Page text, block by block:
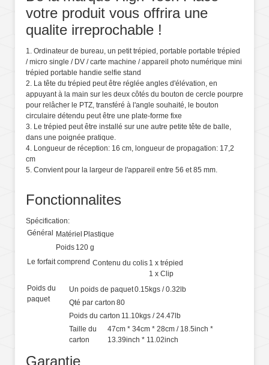
votre produit vous offrira une
qualite irreprochable !
1. Ordinateur de bureau, un petit trépied, portable portable trépied
/ micro single / DV / carte machine / appareil photo numérique mini
trépied portable handie selfie stand
2. La tête du trépied peut être réglée angles d'élévation, en
appuyant à la main sur les deux côtés du bouton de cercle pourpre
pour relâcher le PTZ, transféré à l'angle souhaité, le bouton
circulaire détendu peut être une plate-forme fixe
3. Le trépied peut être installé sur une autre petite tête de balle,
dans une poignée pratique.
4. Longueur de réception: 16 cm, longueur de propagation: 17,2
cm
5. Convient pour la largeur de l'appareil entre 56 et 85 mm.
Fonctionnalites
Spécification:
Général
Matériel Plastique
Poids 120 g
Le forfait comprend Contenu du colis 1 x trépied
1 x Clip
Poids du
paquet
Un poids de paquet0.15kgs / 0.32lb
Qté par carton 80
Poids du carton 11.10kgs / 24.47lb
Taille du
carton
47cm * 34cm * 28cm / 18.5inch *
13.39inch * 11.02inch
Garantie